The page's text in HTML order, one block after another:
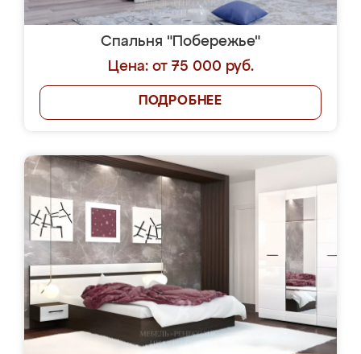
Спальня "Побережье"
Цена: от 75 000 руб.
ПОДРОБНЕЕ